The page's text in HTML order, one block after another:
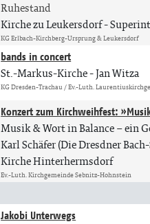
Ruhestand
Kirche zu Leukersdorf
KG Erlbach-Kirchberg-Ursprung & Leukersdorf
bands in concert
St.-Markus-Kirche Jan Witza
KG Dresden-Trachau / Ev.-Luth.
Konzert zum Kirchweihfest:
Musik & Wort in Balance – ein
Karl Schäfer (Die Dresdner
Kirche Hinterhermsdorf
Ev.-Luth. Kirchgemeinde Sebnitz-Hohnstein
Jakobi Unterwegs